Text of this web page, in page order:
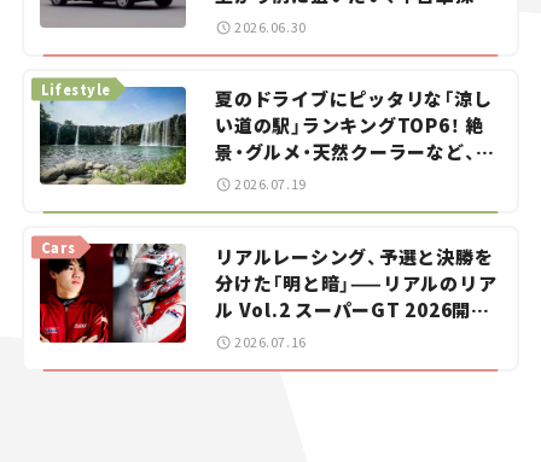
をお手伝い――ちょっとイケてるマ
2026.06.30
夏のドライブにピッタリな「涼し
い道の駅」ランキングTOP6！ 絶
景・グルメ・天然クーラーなど、避
暑におすすめのスポットを紹介
Lifestyle
2026.07.19
リアルレーシング、予選と決勝を
分けた「明と暗」——リアルのリア
ル Vol.2 スーパーGT 2026開幕
戦 岡山国際サーキット
Cars
2026.07.16